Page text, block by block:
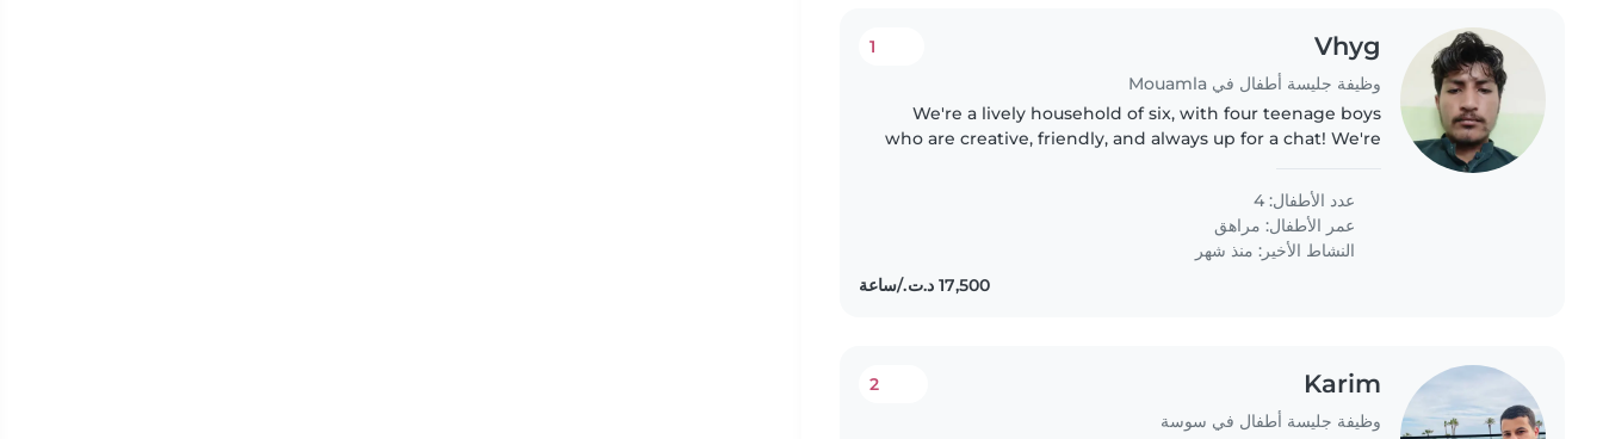
Vhyg
وظيفة جليسة أطفال في Mouamla
1
We're a lively household of six, with four teenage boys
who are creative, friendly, and always up for a chat! We're
with chores..
عدد الأطفال: 4
عمر الأطفال: مراهق
النشاط الأخير: منذ شهر
Karim
وظيفة جليسة أطفال في سوسة
2